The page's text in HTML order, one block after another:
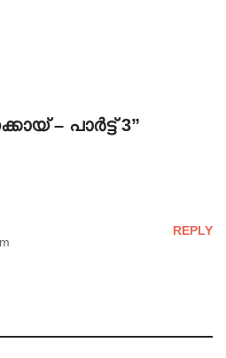
– പാർട്ട്‌ 3”
REPLY